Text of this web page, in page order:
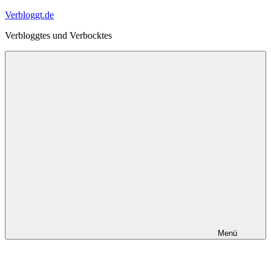
Zum
springen
Verbloggt.de
Verbloggtes und Verbocktes
Menü